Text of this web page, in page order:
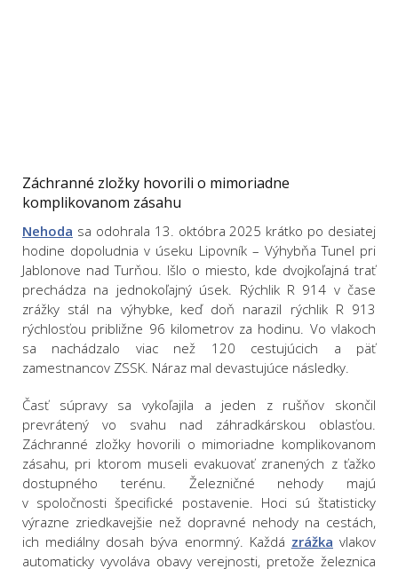
Záchranné zložky hovorili o mimoriadne
komplikovanom zásahu
Nehoda sa odohrala 13. októbra 2025 krátko po desiatej
hodine dopoludnia v úseku Lipovník – Výhybňa Tunel pri
Jablonove nad Turňou. Išlo o miesto, kde dvojkoľajná trať
prechádza na jednokoľajný úsek. Rýchlik R 914 v čase
zrážky stál na výhybke, keď doň narazil rýchlik R 913
rýchlosťou približne 96 kilometrov za hodinu. Vo vlakoch
sa nachádzalo viac než 120 cestujúcich a päť
zamestnancov ZSSK. Náraz mal devastujúce následky.
Časť súpravy sa vykoľajila a jeden z rušňov skončil
prevrátený vo svahu nad záhradkárskou oblasťou.
Záchranné zložky hovorili o mimoriadne komplikovanom
zásahu, pri ktorom museli evakuovať zranených z ťažko
dostupného terénu. Železničné nehody majú
v spoločnosti špecifické postavenie. Hoci sú štatisticky
výrazne zriedkavejšie než dopravné nehody na cestách,
ich mediálny dosah býva enormný. Každá zrážka vlakov
automaticky vyvoláva obavy verejnosti, pretože železnica